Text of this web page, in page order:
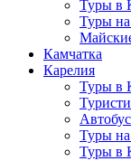
Туры в
Туры
Камчатка
Карелия
Туры в
Туры
Туры в